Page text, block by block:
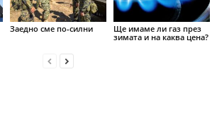
Заедно сме по-силни
Ще имаме ли газ през
зимата и на каква цена?